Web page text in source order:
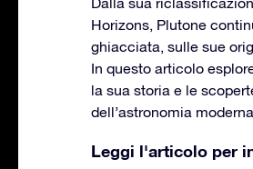
Horizons, Plutone
ghiacciata, sulle sue
In questo articolo
la sua storia e le
dell’astronomia moderna.
Leggi l'articolo per